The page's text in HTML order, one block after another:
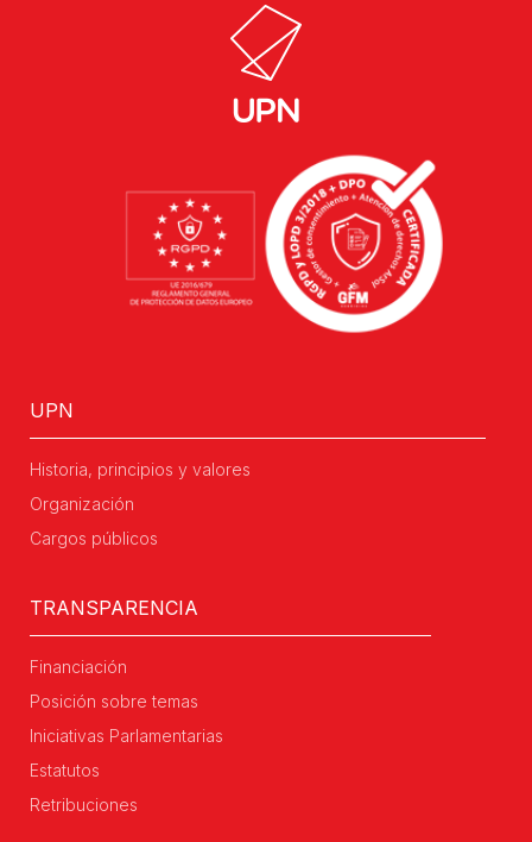
UPN
Historia, principios y valores
Organización
Cargos públicos
TRANSPARENCIA
Financiación
Posición sobre temas
Iniciativas Parlamentarias
Estatutos
Retribuciones